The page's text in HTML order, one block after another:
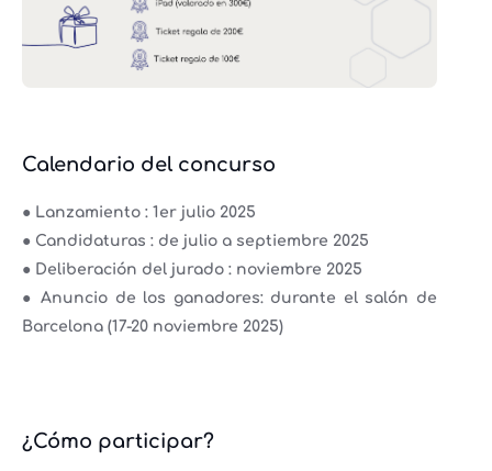
Calendario del concurso
● Lanzamiento : 1er julio 2025
● Candidaturas : de julio a septiembre 2025
● Deliberación del jurado : noviembre 2025
● Anuncio de los ganadores: durante el salón de
Barcelona (17-20 noviembre 2025)
¿Cómo participar?